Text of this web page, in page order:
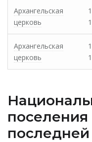
Архангельская
церковь
Архангельская
церковь